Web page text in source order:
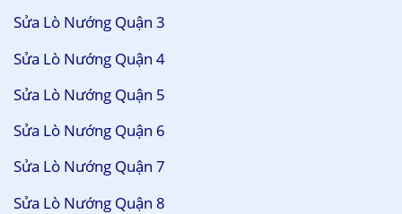
Sửa Lò Nướng Quận 3
Sửa Lò Nướng Quận 4
Sửa Lò Nướng Quận 5
Sửa Lò Nướng Quận 6
Sửa Lò Nướng Quận 7
Sửa Lò Nướng Quận 8